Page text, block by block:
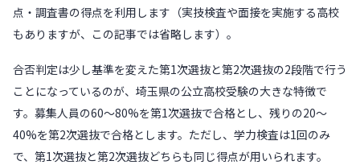
点・調査書の得点を利用します（実技検査や面接を実施する高校
もありますが、この記事では省略します）。
合否判定は少し基準を変えた第1次選抜と第2次選抜の2段階で行う
ことになっているのが、埼玉県の公立高校受験の大きな特徴で
す。募集人員の60〜80%を第1次選抜で合格とし、残りの20〜
40%を第2次選抜で合格とします。ただし、学力検査は1回のみ
で、第1次選抜と第2次選抜どちらも同じ得点が用いられます。